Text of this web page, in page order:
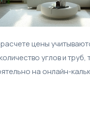
цены
углов и
на онлайн-